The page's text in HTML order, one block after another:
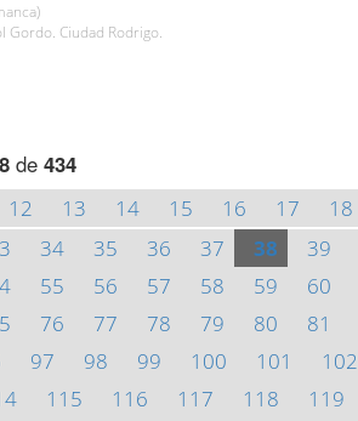
Gordo. Ciudad Rodrigo.
de 434
12 13 14 15 16 17 18
34 35 36 37 38 39
55 56 57 58 59 60
76 77 78 79 80 81
97 98 99 100 101 102
115 116 117 118 119